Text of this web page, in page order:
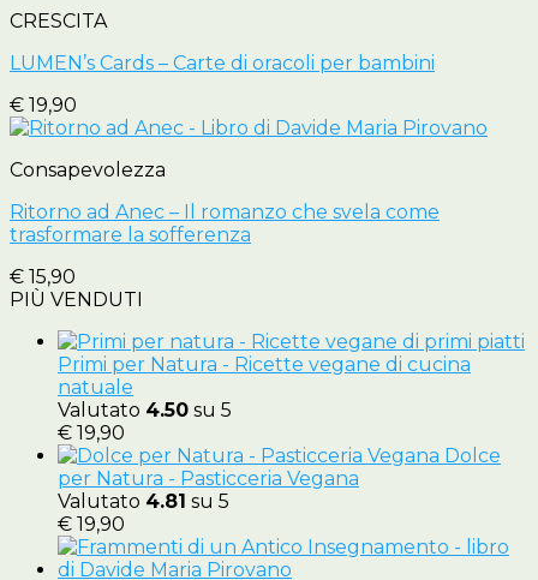
CRESCITA
LUMEN’s Cards – Carte di oracoli per bambini
€ 19,90
Consapevolezza
Ritorno ad Anec – Il romanzo che svela come
trasformare la sofferenza
€ 15,90
PIÙ VENDUTI
Primi per Natura - Ricette vegane di cucina
natuale
Valutato 4.50 su 5
€ 19,90
Dolce
per Natura - Pasticceria Vegana
Valutato 4.81 su 5
€ 19,90